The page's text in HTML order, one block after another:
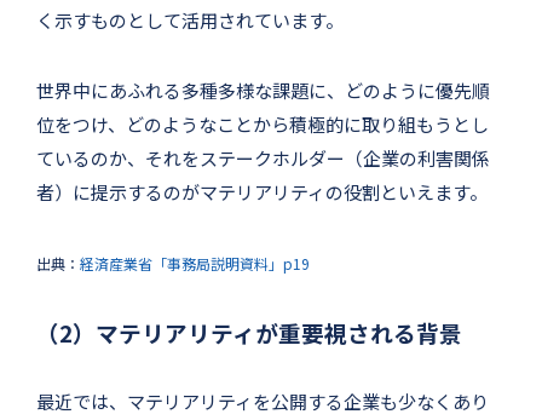
く示すものとして活用されています。
世界中にあふれる多種多様な課題に、どのように優先順
位をつけ、どのようなことから積極的に取り組もうとし
ているのか、それをステークホルダー（企業の利害関係
者）に提示するのがマテリアリティの役割といえます。
出典： 経済産業省「事務局説明資料」p19
（2）マテリアリティが重要視される背景
最近では、マテリアリティを公開する企業も少なくあり